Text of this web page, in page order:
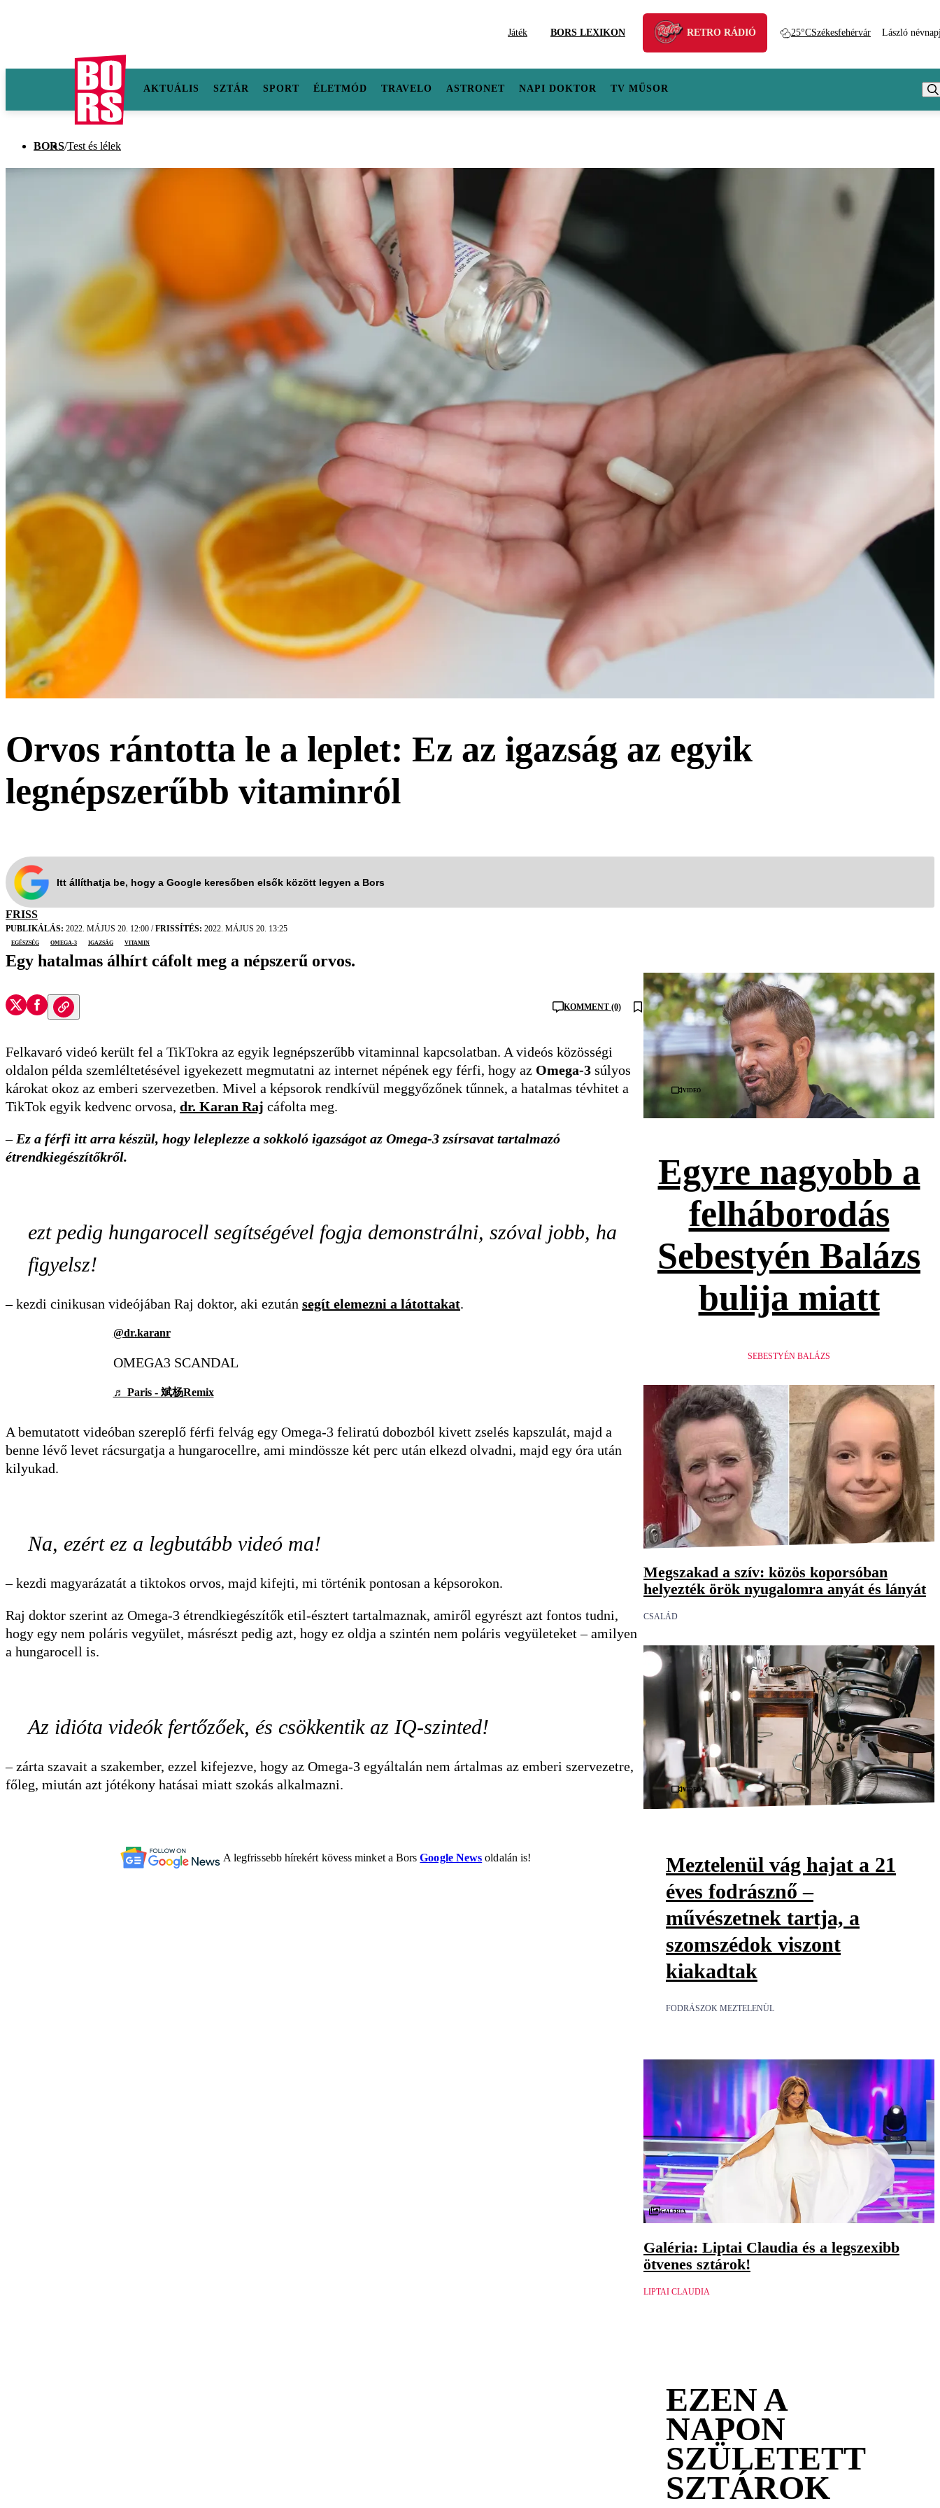
Játék BORS LEXIKON RETRO RÁDIÓ 25°CSzékesfehérvár László
AKTUÁLIS SZTÁR SPORT ÉLETMÓD TRAVELO ASTRONET NAPI DOKTOR TV MŰSOR
BORS/Test és lélek
Orvos rántotta le a leplet: Ez az igazság az egyik
legnépszerűbb vitaminról
Itt állíthatja be, hogy a Google keresőben elsők között legyen a Bors
FRISS
PUBLIKÁLÁS: 2022. MÁJUS 20. 12:00 /FRISSÍTÉS: 2022. MÁJUS 20. 13:25
egészség
omega-3 igazság vitamin
Egy hatalmas álhírt cáfolt meg a népszerű orvos.
KOMMENT (0)
Felkavaró videó került fel a TikTokra az egyik legnépszerűbb vitaminnal kapcsolatban. A videós közösségi
oldalon példa szemléltetésével igyekezett megmutatni az internet népének egy férfi, hogy az Omega-3 súlyos
károkat okoz az emberi szervezetben. Mivel a képsorok rendkívül meggyőzőnek tűnnek, a hatalmas tévhitet a
TikTok egyik kedvenc orvosa, dr. Karan Raj cáfolta meg.
– Ez a férfi itt arra készül, hogy leleplezze a sokkoló igazságot az Omega-3 zsírsavat tartalmazó
étrendkiegészítőkről.
ezt pedig hungarocell segítségével fogja demonstrálni, szóval jobb, ha
figyelsz!
– kezdi cinikusan videójában Raj doktor, aki ezután segít elemezni a látottakat.
@dr.karanr
OMEGA3 SCANDAL
♬ Paris - 斌杨Remix
A bemutatott videóban szereplő férfi felvág egy Omega-3 feliratú dobozból kivett zselés kapszulát, majd a
benne lévő levet rácsurgatja a hungarocellre, ami mindössze két perc után elkezd olvadni, majd egy óra után
kilyukad.
Na, ezért ez a legbutább videó ma!
– kezdi magyarázatát a tiktokos orvos, majd kifejti, mi történik pontosan a képsorokon.
Raj doktor szerint az Omega-3 étrendkiegészítők etil-észtert tartalmaznak, amiről egyrészt azt fontos tudni,
hogy egy nem poláris vegyület, másrészt pedig azt, hogy ez oldja a szintén nem poláris vegyületeket – amilyen
a hungarocell is.
Az idióta videók fertőzőek, és csökkentik az IQ-szinted!
– zárta szavait a szakember, ezzel kifejezve, hogy az Omega-3 egyáltalán nem ártalmas az emberi szervezetre,
főleg, miután azt jótékony hatásai miatt szokás alkalmazni.
A legfrissebb hírekért kövess minket a BorsGoogle News oldalán is!
Videó
Egyre nagyobb a
felháborodás
Sebestyén Balázs
bulija miatt
SEBESTYÉN BALÁZS
Megszakad a szív: közös koporsóban
helyezték örök nyugalomra anyát és lányát
CSALÁD
Videó
Meztelenül vág hajat a 21
éves fodrásznő –
művészetnek tartja, a
szomszédok viszont
kiakadtak
FODRÁSZOK MEZTELENÜL
Galéria
Galéria: Liptai Claudia és a legszexibb
ötvenes sztárok!
LIPTAI CLAUDIA
EZEN A
NAPON
SZÜLETETT
SZTÁROK